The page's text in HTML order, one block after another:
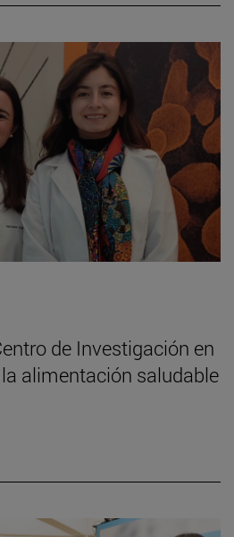
de Investigación en
alimentación saludable